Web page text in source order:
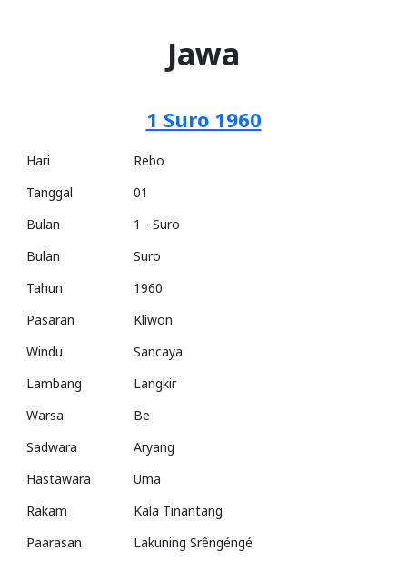
Jawa
1 Suro 1960
Hari
Rebo
Tanggal
01
Bulan
1 - Suro
Bulan
Suro
Tahun
1960
Pasaran
Kliwon
Windu
Sancaya
Lambang
Langkir
Warsa
Be
Sadwara
Aryang
Hastawara
Uma
Rakam
Kala Tinantang
Paarasan
Lakuning Srêngéngé